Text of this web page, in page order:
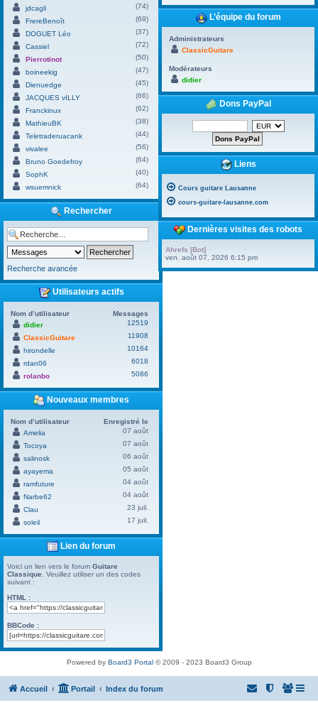
jdcagli
(74)
FrereBenoît
(69)
DOGUET Léo
(37)
Cassiel
(72)
Pierrotinot
(50)
boineekig
(47)
Dienuedge
(45)
JACQUES vILLY
(66)
Franckinux
(62)
MathieuBK
(38)
Teletraderuacank
(44)
vivalee
(56)
Bruno Goedefroy
(64)
SophK
(40)
wsuemnick
(64)
Rechercher
Recherche avancée
Utilisateurs actifs
Nom d’utilisateur
Messages
didier
12519
ClassicGuitare
11908
hirondelle
10164
rdan06
6018
rolanbo
5086
Nouveaux membres
Nom d’utilisateur
Enregistré le
Amelia
07 août
Tocoya
07 août
salinosk
06 août
ayayema
05 août
ramfuture
04 août
Narbe62
04 août
Clau
23 juil.
soleil
17 juil.
Lien du forum
Voici un lien vers le forum Guitare
Classique . Veuillez utiliser un des codes
suivant :
HTML :
BBCode :
L’équipe du forum
Administrateurs
ClassicGuitare
Modérateurs
didier
Dons PayPal
Liens
Cours guitare Lausanne
cours-guitare-lausanne.com
Dernières visites des robots
Ahrefs [Bot]
ven. août 07, 2026 6:15 pm
Powered by Board3 Portal© 2009 - 2023 Board3 Group
Accueil Portail Index du forum